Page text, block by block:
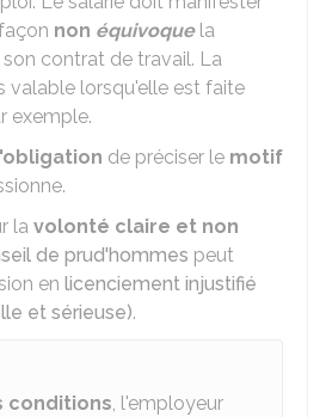
non équivoquela
contrat de travail. La
valable lorsqu'elle est faite
exemple.
de préciser le motif
la volonté claire et non
de prud'hommes peut
en licenciement injustifié
et sérieuse).
conditions, l'employeur